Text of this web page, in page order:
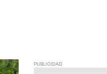
PUBLICIDAD